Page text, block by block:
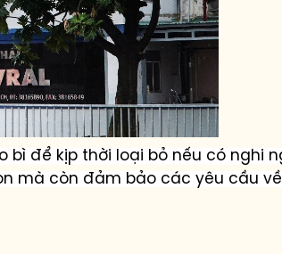
để kịp thời loại bỏ nếu có nghi
mà còn đảm bảo các yêu cầu